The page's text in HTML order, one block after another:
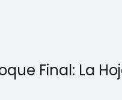
Final: La